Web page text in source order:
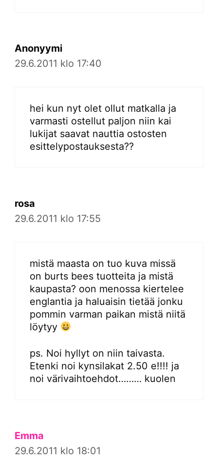
Anonyymi
29.6.2011 klo 17:40
hei kun nyt olet ollut matkalla ja
varmasti ostellut paljon niin kai
lukijat saavat nauttia ostosten
esittelypostauksesta??
rosa
29.6.2011 klo 17:55
mistä maasta on tuo kuva missä
on burts bees tuotteita ja mistä
kaupasta? oon menossa kiertelee
englantia ja haluaisin tietää jonku
pommin varman paikan mistä niitä
löytyy
ps. Noi hyllyt on niin taivasta.
Etenki noi kynsilakat 2.50 e!!!! ja
noi värivaihtoehdot……… kuolen
Emma
29.6.2011 klo 18:01